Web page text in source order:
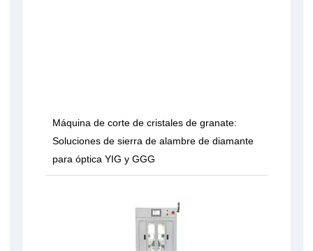
Máquina de corte de cristales de granate:
Soluciones de sierra de alambre de diamante
para óptica YIG y GGG